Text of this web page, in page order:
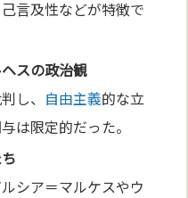
言及性などが特徴で
スの政治観
し、 自由主義的な立
は限定的だった。
シア＝マルケスやウ